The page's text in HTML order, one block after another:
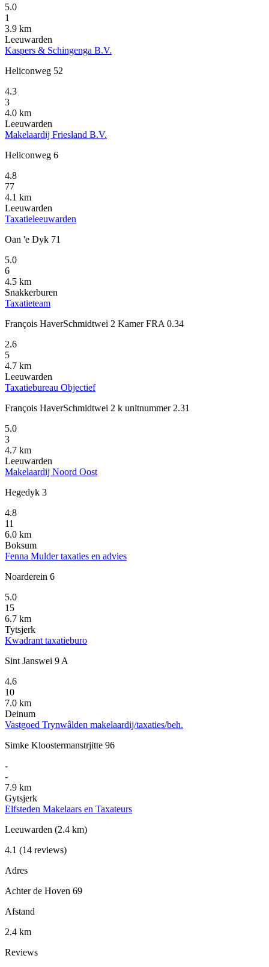
5.0
1
3.9 km
Leeuwarden
Kaspers & Schingenga B.V.
Heliconweg 52
4.3
3
4.0 km
Leeuwarden
Makelaardij Friesland B.V.
Heliconweg 6
4.8
77
4.1 km
Leeuwarden
Taxatieleeuwarden
Oan 'e Dyk 71
5.0
6
4.5 km
Snakkerburen
Taxatieteam
François HaverSchmidtwei 2 Kamer FRA 0.34
2.6
5
4.7 km
Leeuwarden
Taxatiebureau Objectief
François HaverSchmidtwei 2 k unitnummer 2.31
5.0
3
4.7 km
Leeuwarden
Makelaardij Noord Oost
Hegedyk 3
4.8
11
6.0 km
Boksum
Fenna Mulder taxaties en advies
Noarderein 6
5.0
15
6.7 km
Tytsjerk
Kwadrant taxatieburo
Sint Janswei 9 A
4.6
10
7.0 km
Deinum
Vastgoed Trynwâlden makelaardij/taxaties/beh.
Simke Kloostermanstrjitte 96
-
-
7.9 km
Gytsjerk
Elfsteden Makelaars en Taxateurs
Leeuwarden (2.4 km)
4.1 (14 reviews)
Adres
Achter de Hoven 69
Afstand
2.4 km
Reviews